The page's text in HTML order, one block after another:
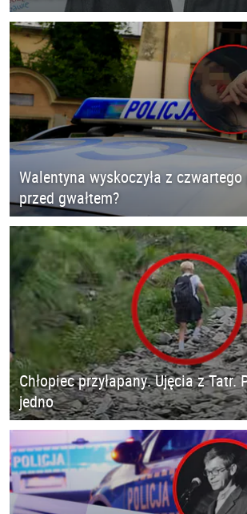
Walentyna wyskoczyła z czwartego
przed gwałtem?
Chłopiec przyłapany. Ujęcia z
jedno